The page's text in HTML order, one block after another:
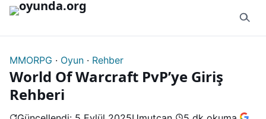
İçeriğe geç
MMORPG · Oyun · Rehber
World Of Warcraft PvP’ye Giriş
Rehberi